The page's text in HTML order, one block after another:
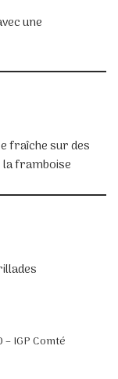
une
fraîche sur des
framboise
IGP Comté